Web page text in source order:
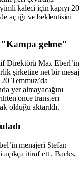
kaleci için kapıyı 20
açtığı ve beklentisini
"Kampa gelme"
Direktörü Max Eberl’in
şirketine net bir mesaj
Temmuz’da
yer almayacağını
önce transferi
olduğu aktarıldı.
menajeri Stefan
açıkça itiraf etti. Backs,